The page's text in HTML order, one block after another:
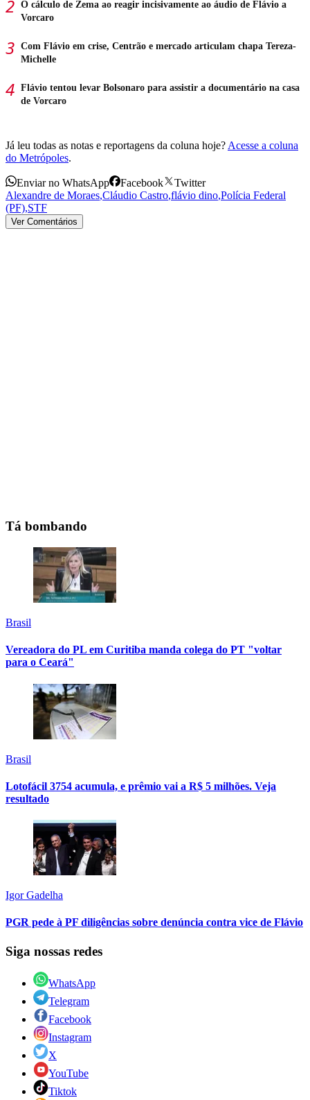
O cálculo de Zema ao reagir incisivamente ao áudio de Flávio a
Vorcaro
Com Flávio em crise, Centrão e mercado articulam chapa Tereza-
Michelle
Flávio tentou levar Bolsonaro para assistir a documentário na casa
de Vorcaro
Já leu todas as notas e reportagens da coluna hoje? Acesse a coluna
do Metrópoles.
Enviar no WhatsApp Facebook
Twitter
Alexandre de Moraes,Cláudio Castro,flávio dino,Polícia Federal
(PF),STF
Ver Comentários
Tá bombando
Brasil
Vereadora do PL em Curitiba manda colega do PT "voltar
para o Ceará"
Brasil
Lotofácil 3754 acumula, e prêmio vai a R$ 5 milhões. Veja
resultado
Igor Gadelha
PGR pede à PF diligências sobre denúncia contra vice de Flávio
Siga nossas redes
WhatsApp
Telegram
Facebook
Instagram
X
YouTube
Tiktok